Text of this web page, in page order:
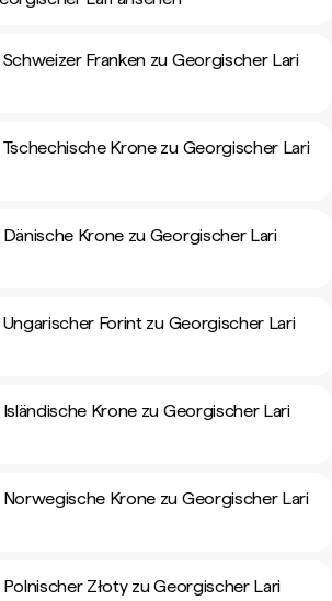
Franken zu Georgischer Lari
Krone zu Georgischer Lari
Krone zu Georgischer Lari
Forint zu Georgischer Lari
Krone zu Georgischer Lari
Krone zu Georgischer Lari
Złoty zu Georgischer Lari